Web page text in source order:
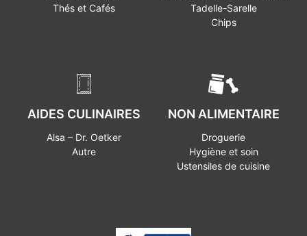
Thés et Cafés
Tadelle-Sarelle
Chips
AIDES CULINAIRES
Alsa – Dr. Oetker
Autre
NON ALIMENTAIRE
Droguerie
Hygiène et soin
Ustensiles de cuisine